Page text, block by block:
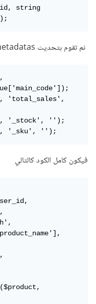
string
ثم تقوم بتحديث metadatas للمنتج
'total_sales',
'_stock', '');
'_sku', '');
فيكون كامل الكود كالتالي